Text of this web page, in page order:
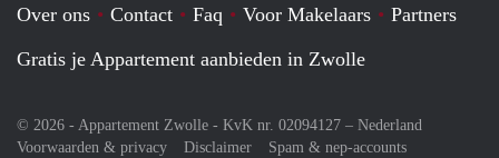
Over ons Contact Faq Voor Makelaars
Partners
Gratis je Appartement aanbieden in Zwolle
© 2026 - Appartement Zwolle - KvK nr. 02094127 – Nederland
Voorwaarden & privacy
Disclaimer Spam & nep-accounts